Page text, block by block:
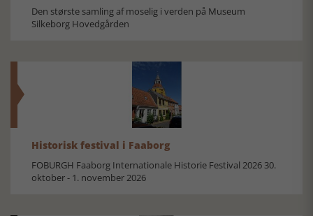
Den største samling af moselig i verden på Museum
Silkeborg Hovedgården
Historisk festival i Faaborg
FOBURGH Faaborg Internationale Historie Festival 2026 30.
oktober - 1. november 2026